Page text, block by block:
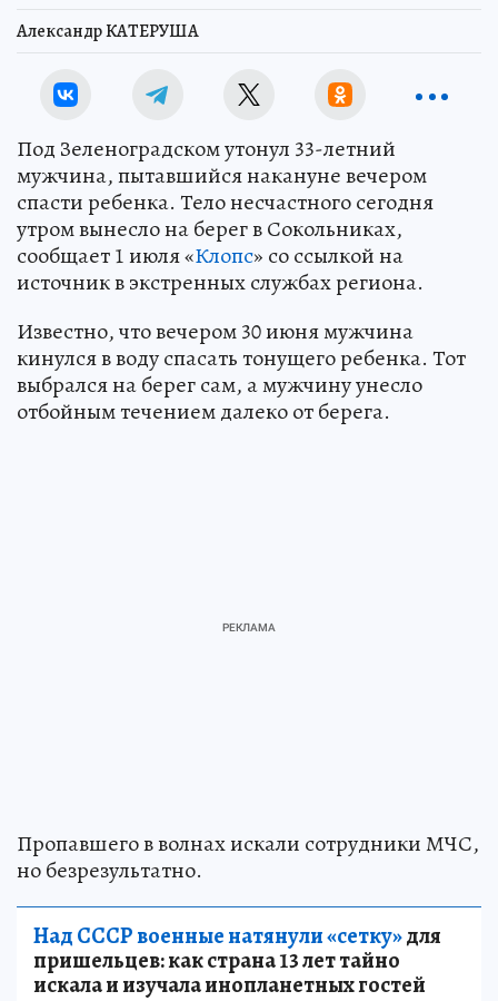
Александр КАТЕРУША
Под Зеленоградском утонул 33-летний
мужчина, пытавшийся накануне вечером
спасти ребенка. Тело несчастного сегодня
утром вынесло на берег в Сокольниках,
сообщает 1 июля «Клопс» со ссылкой на
источник в экстренных службах региона.
Известно, что вечером 30 июня мужчина
кинулся в воду спасать тонущего ребенка. Тот
выбрался на берег сам, а мужчину унесло
отбойным течением далеко от берега.
Пропавшего в волнах искали сотрудники МЧС,
но безрезультатно.
Над СССР военные натянули «сетку»для
пришельцев: как страна 13 лет тайно
искала и изучала инопланетных гостей